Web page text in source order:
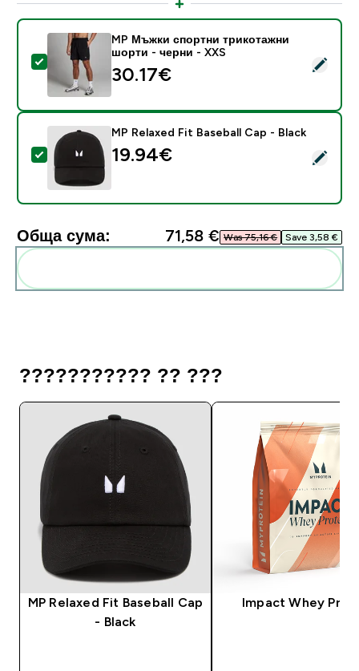
Select this product - MP Мъжки спортни
MP Мъжки спортни трикотажни
шорти - черни - XXS
30.17€‎
Select this product - MP Relaxed Fit Baseball Cap -
MP Relaxed Fit Baseball Cap - Black
19.94€‎
Обща сума: 71,58 €‎ Was 75,16 €‎ Save 3,58 €‎
??????????? ?? ???
MP Relaxed Fit Baseball Cap
- Black
Impact Whey